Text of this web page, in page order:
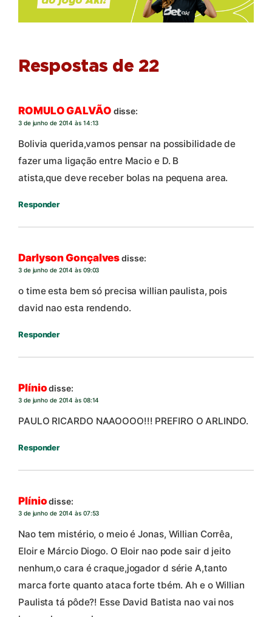
Respostas de 22
ROMULO GALVÃO disse:
3 de junho de 2014 às 14:13
Bolivia querida,vamos pensar na possibilidade de
fazer uma ligação entre Macio e D. B
atista,que deve receber bolas na pequena area.
Responder
Darlyson Gonçalvesdisse:
3 de junho de 2014 às 09:03
o time esta bem só precisa willian paulista, pois
david nao esta rendendo.
Responder
Plíniodisse:
3 de junho de 2014 às 08:14
PAULO RICARDO NAAOOOO!!! PREFIRO O ARLINDO.
Responder
Plíniodisse:
3 de junho de 2014 às 07:53
Nao tem mistério, o meio é Jonas, Willian Corrêa,
Eloir e Márcio Diogo. O Eloir nao pode sair d jeito
nenhum,o cara é craque,jogador d série A,tanto
marca forte quanto ataca forte tbém. Ah e o Willian
Paulista tá pôde?! Esse David Batista nao vai nos